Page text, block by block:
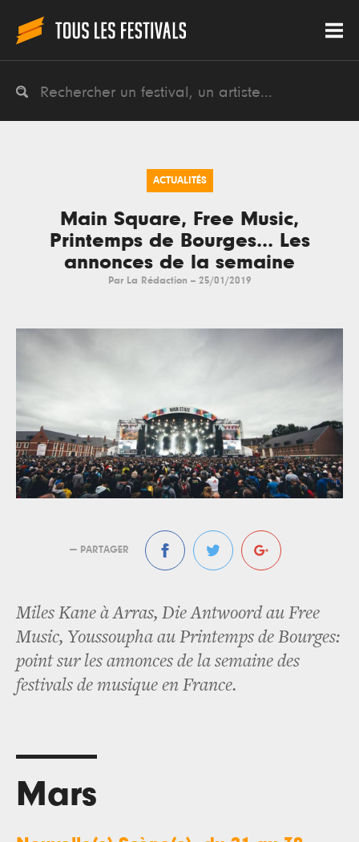
ACTUALITÉS
Main Square, Free Music,
Printemps de Bourges... Les
annonces de la semaine
Par La Rédaction -- 25/01/2019
— PARTAGER
Miles Kane à Arras, Die Antwoord au Free
Music, Youssoupha au Printemps de Bourges:
point sur les annonces de la semaine des
festivals de musique en France.
Mars